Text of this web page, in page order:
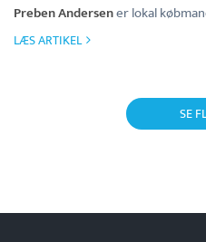
Preben Andersener lokal
LÆS ARTIKEL
SE